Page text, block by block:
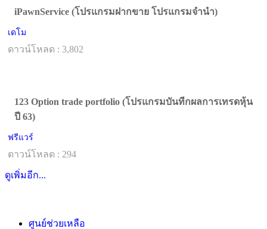
iPawnService (โปรแกรมฝากขาย โปรแกรมจำนำ)
เดโม
ดาวน์โหลด : 3,802
123 Option trade portfolio (โปรแกรมบันทีกผลการเทรดหุ้น
ปี 63)
ฟรีแวร์
ดาวน์โหลด : 294
ดูเพิ่มอีก...
ศูนย์ช่วยเหลือ